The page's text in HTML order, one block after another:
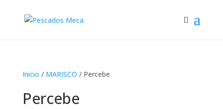
Inicio / MARISCO / Percebe
Percebe